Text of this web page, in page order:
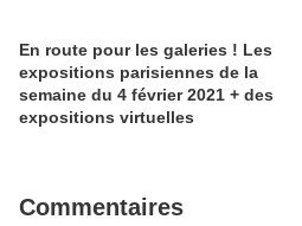
En route pour les galeries ! Les
expositions parisiennes de la
semaine du 4 février 2021 + des
expositions virtuelles
Commentaires